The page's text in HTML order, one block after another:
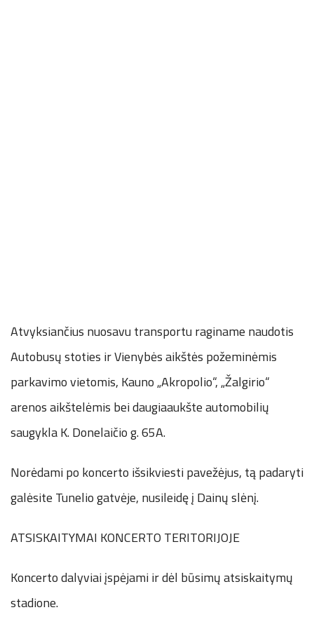
Atvyksiančius nuosavu transportu raginame naudotis
Autobusų stoties ir Vienybės aikštės požeminėmis
parkavimo vietomis, Kauno „Akropolio“, „Žalgirio“
arenos aikštelėmis bei daugiaaukšte automobilių
saugykla K. Donelaičio g. 65A.
Norėdami po koncerto išsikviesti pavežėjus, tą padaryti
galėsite Tunelio gatvėje, nusileidę į Dainų slėnį.
ATSISKAITYMAI KONCERTO TERITORIJOJE
Koncerto dalyviai įspėjami ir dėl būsimų atsiskaitymų
stadione.